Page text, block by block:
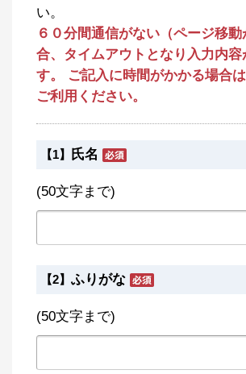
い。
６０分間通信がない（ページ移
合、タイムアウトとなり入力内容
す。 ご記入に時間がかかる場合
ご利用ください。
【1】 氏名
(50文字まで)
【2】 ふりがな
(50文字まで)